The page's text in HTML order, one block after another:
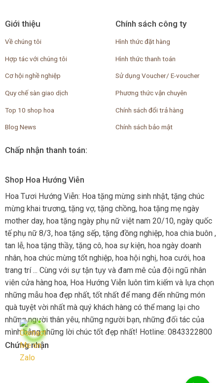
Giới thiệu
Về chúng tôi
Hợp tác với chúng tôi
Cơ hội nghề nghiệp
Quy chế sàn giao dịch
Top 10 shop hoa
Blog News
Chính sách công ty
Hình thức đặt hàng
Hình thức thanh toán
Sử dụng Voucher/ E-voucher
Phương thức vận chuyên
Chính sách đổi trả hàng
Chính sách bảo mật
Chấp nhận thanh toán:
Shop Hoa Hướng Viễn
Hoa Tươi Hướng Viễn: Hoa tặng mừng sinh nhật, tặng chúc
mừng khai trương, tặng vợ, tặng chồng, hoa tặng mẹ ngày
mother day, hoa tặng ngày phụ nữ việt nam 20/10, ngày quốc
tế phụ nữ 8/3, hoa tặng sếp, tặng đồng nghiệp, hoa chia buôn ,
tan lễ, hoa tặng thầy, tặng cô, hoa sự kiện, hoa ngày doanh
nhân, hoa chúc mừng tốt nghiệp, hoa hội nghị, hoa cưới, hoa
trang trí ... Cùng với sự tận tụy và đam mê của đội ngũ nhân
viên cửa hàng hoa, Hoa Hướng Viễn luôn tìm kiếm và lựa chọn
những mẫu hoa đẹp nhất, tốt nhất để mang đến những món
quà tuyệt vời nhất mà quý khách hàng có thể mang lại cho
những người thân yêu, những người bạn, những đối tác của
mình bằng những lời chúc tốt đẹp nhất! Hotline: 0843322800
Chứng nhận